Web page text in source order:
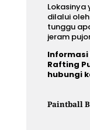
dilalui
tunggu
jeram
Rafting
hubungi
Paintball